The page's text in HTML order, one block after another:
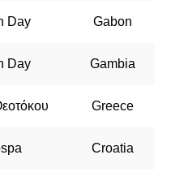
Day Gabon
Day Gambia
Greece
Croatia